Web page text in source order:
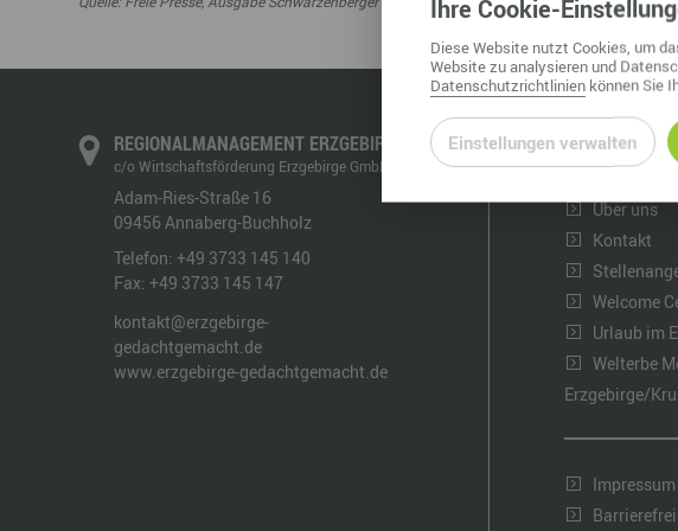
Nah dran am
REGIONALMANAGEMENT ERZGEBIRGE
c/o Wirtschaftsförderung Erzgebirge GmbH
Adam-Ries-Straße 16
09456 Annaberg-Buchholz
Telefon: +49 3733 145 140
Fax: +49 3733 145 147
kontakt@erzgebirge-
gedachtgemacht.de
www.erzgebirge-gedachtgemacht.de
Über uns
Kontakt
Welcome
Urlaub im
Welterbe
Erzgebirge/
Impressum
Ihre Cookie-
DieseWebsite nutzt Cookies, um
Websitezu analysieren und
Datenschutzrichtlinien können Sie
Einstellungen verwalten